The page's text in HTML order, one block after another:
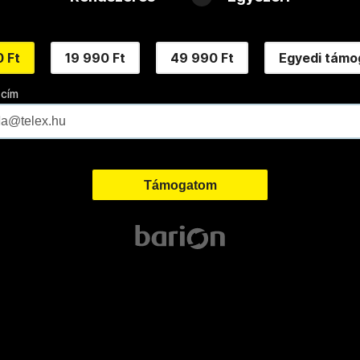
Ft 19 990 Ft 49 990 Ft Egyedi